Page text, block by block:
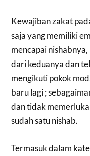
Kewajiban zakat
saja yang memiliki
mencapai
dari keduanya dan
mengikuti pokok
baru lagi ;
dan tidak
sudah satu nishab.
Termasuk dalam